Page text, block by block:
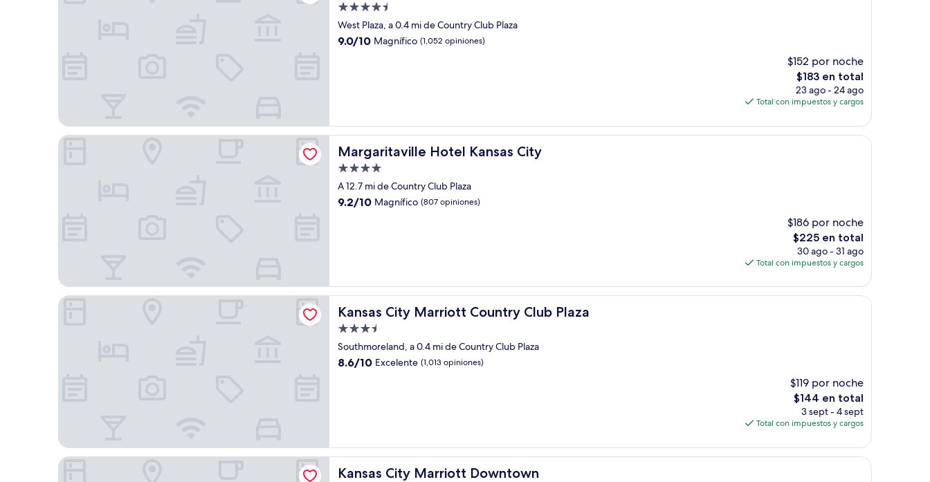
Propiedad
de
4.5
West Plaza, a 0.4 mi de Country Club Plaza
9.0
9.0/10 Magnífico (1,052 opiniones)
$152 por noche
El
precio
actual
de
$183
$183 en total
23 ago - 24 ago
Total con impuestos y cargos
Margaritaville Hotel Kansas City
Margaritaville Hotel Kansas City
Propiedad
de
4.0
estrellas
A 12.7 mi de Country Club Plaza
9.2
9.2/10 Magnífico (807 opiniones)
$186 por noche
El
precio
actual
de
$225
$225 en total
30 ago - 31 ago
Total con impuestos y cargos
Margaritaville Hotel Kansas City
Kansas City Marriott Country Club Plaza
Kansas City Marriott Country Club Plaza
Propiedad
de
3.5
Southmoreland, a 0.4 mi de Country Club Plaza
8.6
8.6/10 Excelente (1,013 opiniones)
$119 por noche
El
precio
actual
de
$144
$144 en total
3 sept - 4 sept
Total con impuestos y cargos
Kansas City Marriott Country Club Plaza
Kansas City Marriott Downtown
Kansas City Marriott Downtown
Kansas City Marriott Downtown